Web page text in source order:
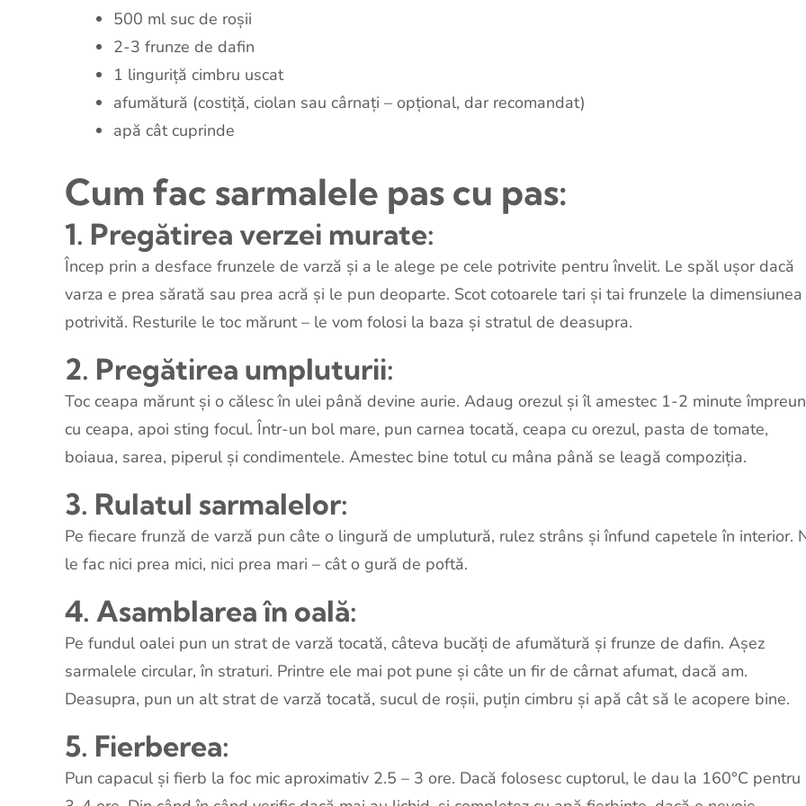
500 ml suc de roșii
2-3 frunze de dafin
1 linguriță cimbru uscat
afumătură (costiță, ciolan sau cârnați – opțional, dar recomandat)
apă cât cuprinde
Cum fac sarmalele pas cu pas:
1. Pregătirea verzei murate:
Încep prin a desface frunzele de varză și a le alege pe cele potrivite pentru învelit. Le spăl ușor dacă
varza e prea sărată sau prea acră și le pun deoparte. Scot cotoarele tari și tai frunzele la dimensiunea
potrivită. Resturile le toc mărunt – le vom folosi la baza și stratul de deasupra.
2. Pregătirea umpluturii:
Toc ceapa mărunt și o călesc în ulei până devine aurie. Adaug orezul și îl amestec 1-2 minute
cu ceapa, apoi sting focul. Într-un bol mare, pun carnea tocată, ceapa cu orezul, pasta de tomate,
boiaua, sarea, piperul și condimentele. Amestec bine totul cu mâna până se leagă compoziția.
3. Rulatul sarmalelor:
Pe fiecare frunză de varză pun câte o lingură de umplutură, rulez strâns și înfund capetele în interior.
le fac nici prea mici, nici prea mari – cât o gură de poftă.
4. Asamblarea în oală:
Pe fundul oalei pun un strat de varză tocată, câteva bucăți de afumătură și frunze de dafin. Așez
sarmalele circular, în straturi. Printre ele mai pot pune și câte un fir de cârnat afumat, dacă am.
Deasupra, pun un alt strat de varză tocată, sucul de roșii, puțin cimbru și apă cât să le acopere bine.
5. Fierberea:
Pun capacul și fierb la foc mic aproximativ 2.5 – 3 ore. Dacă folosesc cuptorul, le dau la 160°C pentru